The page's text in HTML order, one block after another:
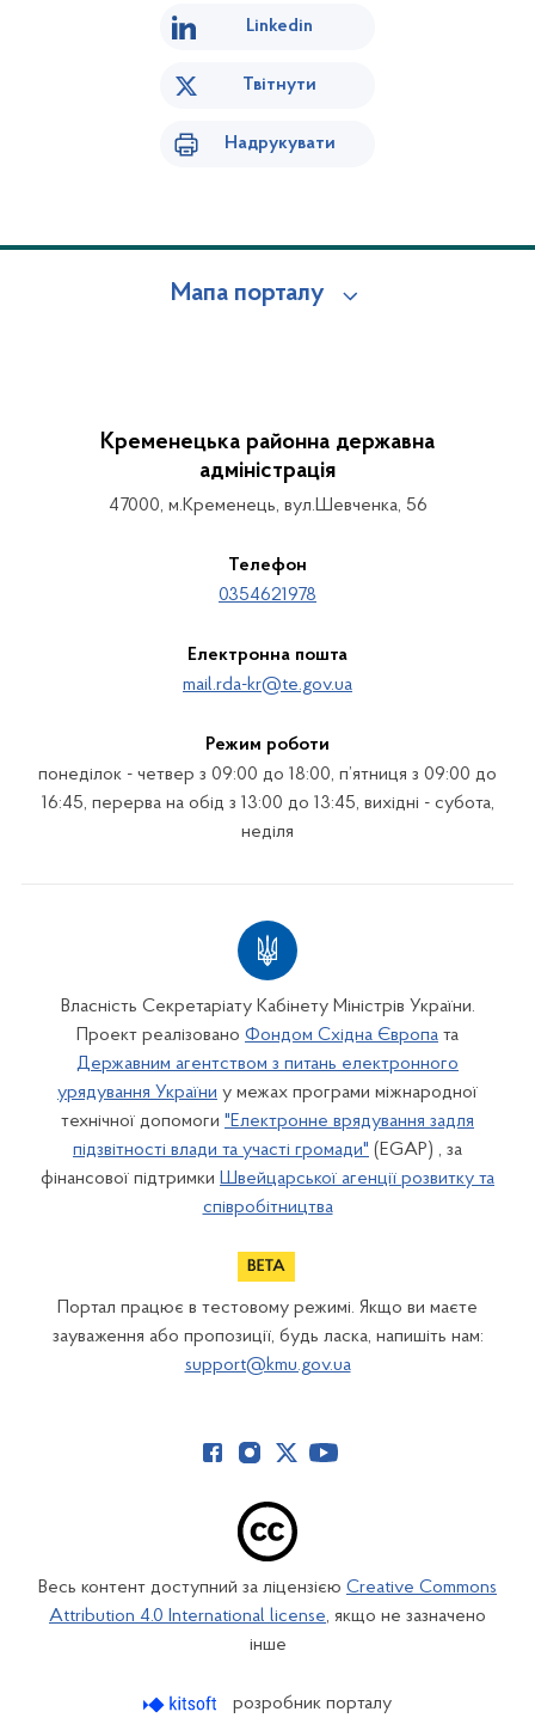
Linkedin
Твітнути
Надрукувати
Мапа порталу
Кременецька районна державна
адміністрація
47000, м.Кременець, вул.Шевченка, 56
Телефон
0354621978
Електронна пошта
mail.rda-kr@te.gov.ua
Режим роботи
понеділок - четвер з 09:00 до 18:00, п’ятниця з 09:00 до
16:45, перерва на обід з 13:00 до 13:45, вихідні - субота,
неділя
Власність Секретаріату Кабінету Міністрів України.
Проект реалізовано Фондом Східна Європа та
Державним агентством з питань електронного
урядування України у межах програми міжнародної
технічної допомоги "Електронне врядування задля
підзвітності влади та участі громади" (EGAP) , за
фінансової підтримки Швейцарської агенції розвитку та
співробітництва
Портал працює в тестовому режимі. Якщо ви маєте
зауваження або пропозиції, будь ласка, напишіть нам:
support@kmu.gov.ua
Весь контент доступний за ліцензією Creative Commons
Attribution 4.0 International license, якщо не зазначено
інше
розробник порталу